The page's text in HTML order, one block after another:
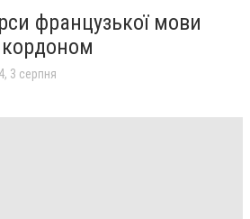
французької мови
3 серпня